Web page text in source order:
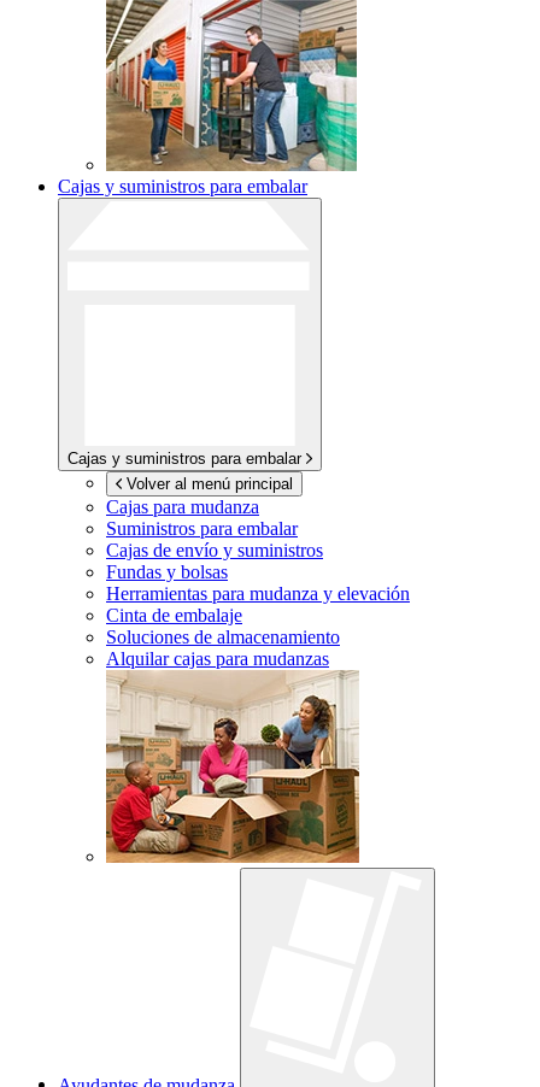
Cajas y suministros para embalar
Cajas y suministros para embalar
Volver al menú principal
Cajas para mudanza
Suministros para embalar
Cajas de envío y suministros
Fundas y bolsas
Herramientas para mudanza y elevación
Cinta de embalaje
Soluciones de almacenamiento
Alquilar cajas para mudanzas